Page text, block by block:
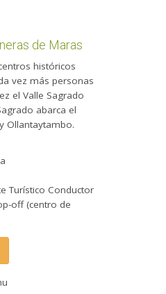
de Maras
históricos
vez más personas
el Valle Sagrado
abarca el
Ollantaytambo.
Turístico Conductor
off (centro de